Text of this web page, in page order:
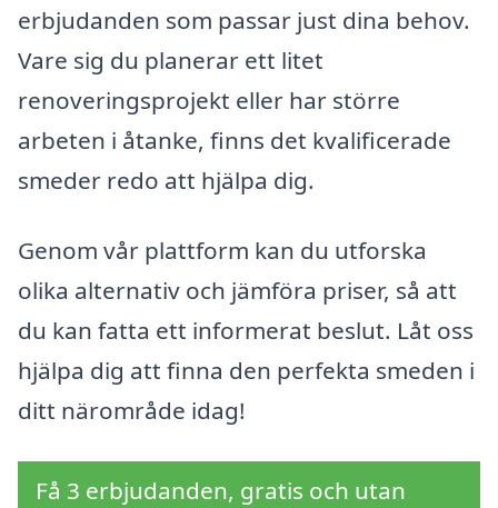
erbjudanden som passar just dina behov.
Vare sig du planerar ett litet
renoveringsprojekt eller har större
arbeten i åtanke, finns det kvalificerade
smeder redo att hjälpa dig.
Genom vår plattform kan du utforska
olika alternativ och jämföra priser, så att
du kan fatta ett informerat beslut. Låt oss
hjälpa dig att finna den perfekta smeden i
ditt närområde idag!
Få 3 erbjudanden, gratis och utan